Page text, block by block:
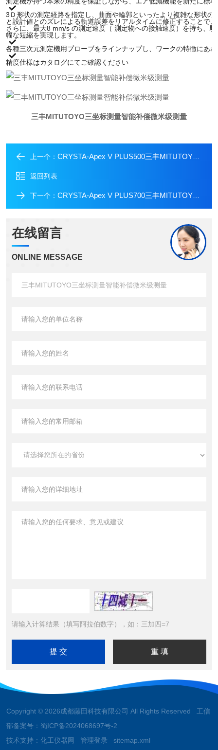
3Ｄ形状の測定経路を指定し、曲面や輪郭といったより複雑な形状
と設計値とのズレによる軌道誤差をリアルタイムに修正することで
さらに、最大8 mm/s の測定速度（ 測定物への接触速度）を持ち、
幅な短縮を実現します。
各種三次元測定機用プローブをラインナップし、ワークの特徴にあ
精度仕様はカタログにてご確認ください
三丰MITUTOYO三坐标测量智能补偿微米级测量
上一个： CRYSTA-Apex V PLUS500三丰MITUTOYO三坐标测量工业级高精度测量
返回列表
下一个： CRYSTA-Apex V PLUS700三丰MITUTOYO三坐标测量0.1μm分辨率3D扫描
在线留言
ONLINE MESSAGE
请输入计算结果（填写阿拉伯数字），如：三加四=7
Copyright © 2026成都藤田科技有限公司 All Rights Reserved 工信
部备案号：蜀ICP备2024068697号-2
技术支持：化工仪器网 管理登录 sitemap.xml